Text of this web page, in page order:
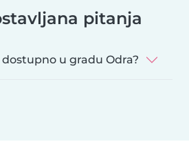
pitanja
u gradu Odra?